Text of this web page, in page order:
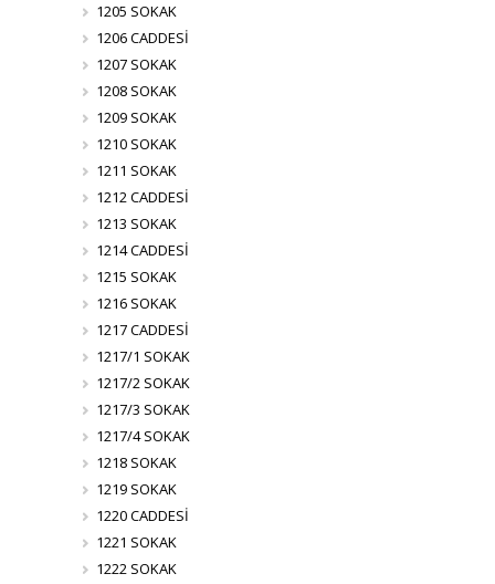
1205 SOKAK
1206 CADDESİ
1207 SOKAK
1208 SOKAK
1209 SOKAK
1210 SOKAK
1211 SOKAK
1212 CADDESİ
1213 SOKAK
1214 CADDESİ
1215 SOKAK
1216 SOKAK
1217 CADDESİ
1217/1 SOKAK
1217/2 SOKAK
1217/3 SOKAK
1217/4 SOKAK
1218 SOKAK
1219 SOKAK
1220 CADDESİ
1221 SOKAK
1222 SOKAK